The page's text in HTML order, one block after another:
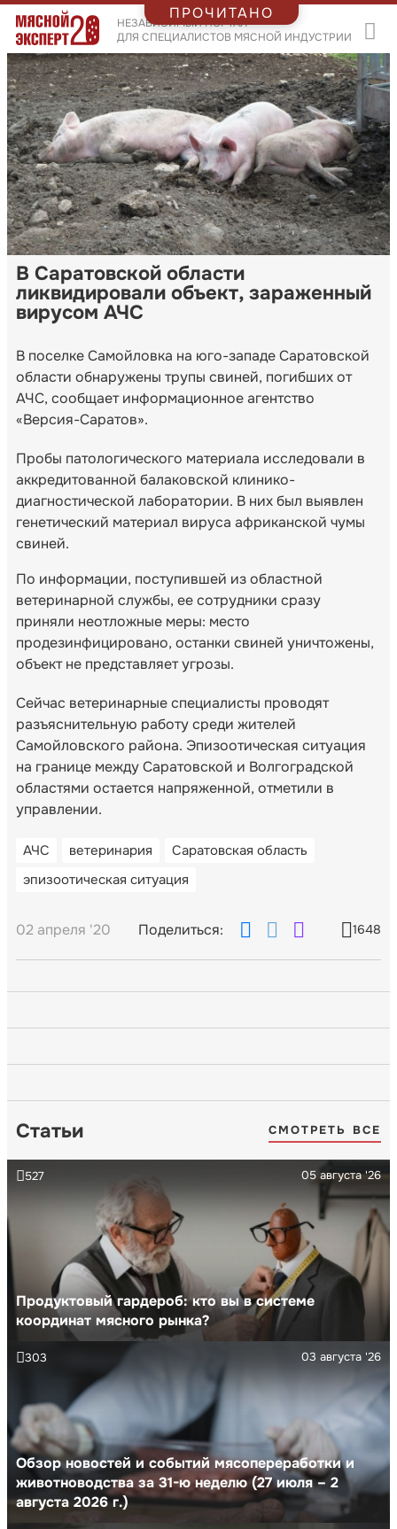
НЕЗАВИСИМЫЙ ПОРТАЛ
ДЛЯ СПЕЦИАЛИСТОВ МЯСНОЙ ИНДУСТРИИ
В Саратовской области
ликвидировали объект, зараженный
вирусом АЧС
В поселке Самойловка на юго-западе Саратовской
области обнаружены трупы свиней, погибших от
АЧС, сообщает информационное агентство
«Версия-Саратов».
Пробы патологического материала исследовали в
аккредитованной балаковской клинико-
диагностической лаборатории. В них был выявлен
генетический материал вируса африканской чумы
свиней.
По информации, поступившей из областной
ветеринарной службы, ее сотрудники сразу
приняли неотложные меры: место
продезинфицировано, останки свиней уничтожены,
объект не представляет угрозы.
Сейчас ветеринарные специалисты проводят
разъяснительную работу среди жителей
Самойловского района. Эпизоотическая ситуация
на границе между Саратовской и Волгоградской
областями остается напряженной, отметили в
управлении.
АЧС ветеринария
Саратовская область
эпизоотическая ситуация
02 апреля '20 Поделиться: 1648
Статьи СМОТРЕТЬ ВСЕ
Продуктовый гардероб: кто вы в системе
координат мясного рынка?
05 августа '26
527
Обзор новостей и событий мясопереработки и
животноводства за 31-ю неделю (27 июля – 2
августа 2026 г.)
03 августа '26
303
ПРОЧИТАНО